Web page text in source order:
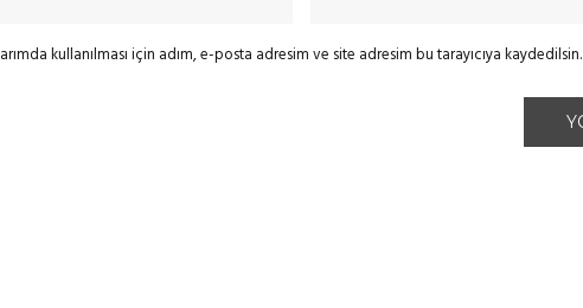
kullanılması için adım, e-posta adresim ve site adresim bu tarayıcıya kaydedilsin.